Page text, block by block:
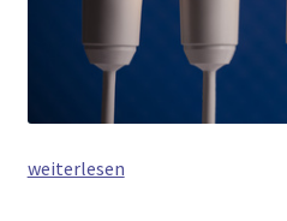
Von
weiterlesen